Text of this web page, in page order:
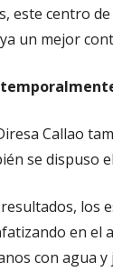
este centro
un mejor
Callao
se dispuso
los
en el
con agua